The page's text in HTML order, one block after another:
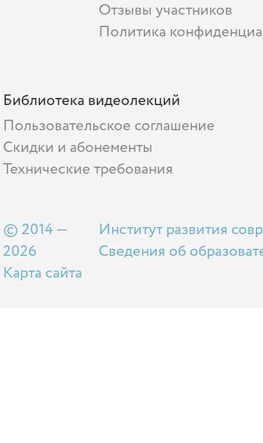
Отзывы участников
Политика
Библиотека видеолекций
Пользовательское соглашение
Скидки и абонементы
Технические требования
© 2014 —
2026
Карта сайта
Институт развития
Сведения об